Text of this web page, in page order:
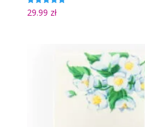
Oceniono
5.00
29.99 zł